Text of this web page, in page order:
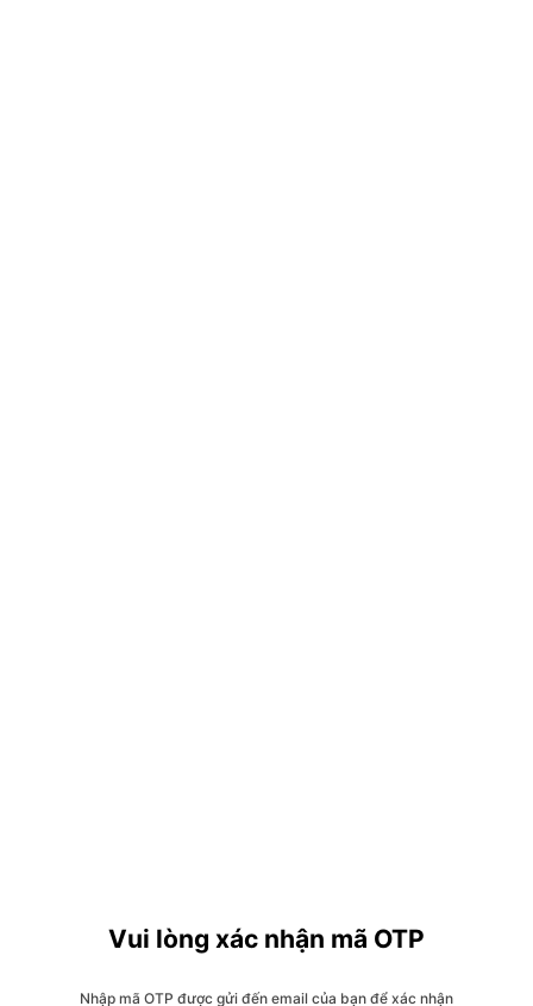
Vui lòng xác nhận mã OTP
Nhập mã OTP được gửi đến email của bạn để xác nhận